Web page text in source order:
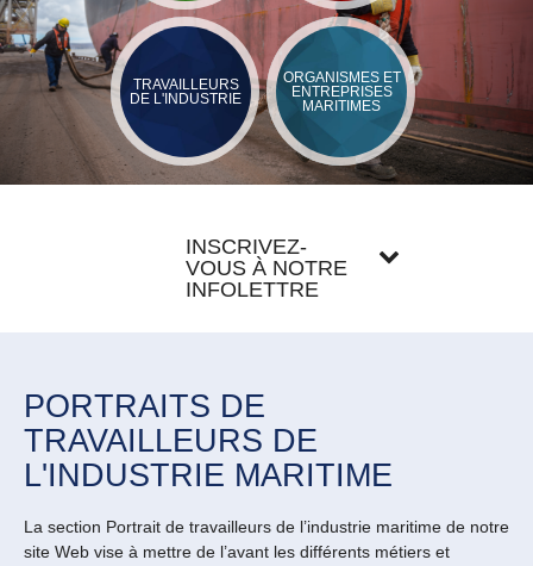
TRAVAILLEURS
DE L'INDUSTRIE
ORGANISMES ET
ENTREPRISES
MARITIMES
INSCRIVEZ-
VOUS À NOTRE
INFOLETTRE
PORTRAITS DE
TRAVAILLEURS DE
L'INDUSTRIE MARITIME
La section Portrait de travailleurs de l’industrie maritime de notre
site Web vise à mettre de l’avant les différents métiers et